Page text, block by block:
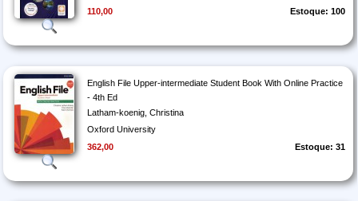
110,00
Estoque: 100
English File Upper-intermediate Student Book With Online Practice
- 4th Ed
Latham-koenig, Christina
Oxford University
362,00
Estoque: 31